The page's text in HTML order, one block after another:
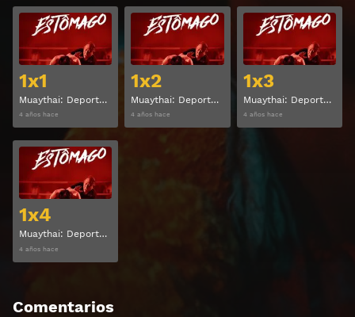
1x1
Muaythai: Deporte extremo Temporada 1 Capitulo 1
4 años hace
Ver
1x2
Muaythai: Deporte extremo Temporada 1 Capitulo 2
4 años hace
Ver
1x3
Muaythai: Deporte extremo Temporada 1 Capitulo 3
4 años hace
1x4
Muaythai: Deporte extremo Temporada 1 Capitulo 4
4 años hace
Comentarios